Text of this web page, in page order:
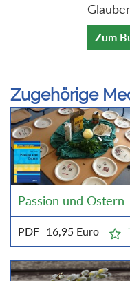
Zum
Zugehörige
Passion und Ostern
PDF 16,95 Euro